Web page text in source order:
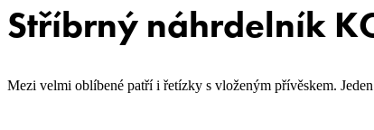
Stříbrný náhrdelník
Mezi velmi oblíbené patří i řetízky s vloženým přívěskem.